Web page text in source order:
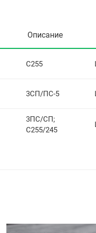
Описание
С255
3СП/ПС-5
3ПС/СП;
С255/245